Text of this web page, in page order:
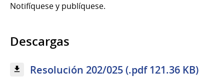
Notifíquese y publíquese.
Descargas
Resolución 202/025 (.pdf 121.36 KB)